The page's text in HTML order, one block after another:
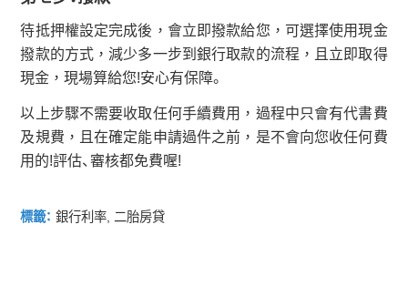
待抵押權設定完成後，會立即撥款給您，可選擇使用現金
撥款的方式，減少多一步到銀行取款的流程，且立即取得
現金，現場算給您!安心有保障。
以上步驟不需要收取任何手續費用，過程中只會有代書費
及規費，且在確定能申請過件之前，是不會向您收任何費
用的!評估、審核都免費喔!
標籤： 銀行利率,二胎房貸